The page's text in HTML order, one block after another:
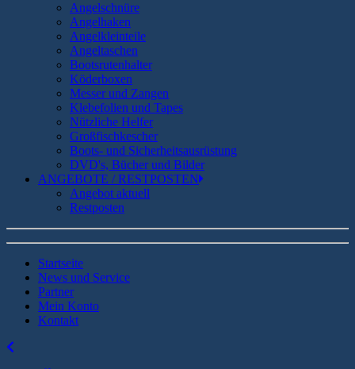
Angelschnüre
Angelhaken
Angelkleinteile
Angeltaschen
Bootsrutenhalter
Köderboxen
Messer und Zangen
Klebefolien und Tapes
Nützliche Helfer
Großfischkescher
Boots- und Sicherheitsausrüstung
DVD's, Bücher und Bilder
ANGEBOTE / RESTPOSTEN
Angebot aktuell
Restposten
Startseite
News und Service
Partner
Mein Konto
Kontakt